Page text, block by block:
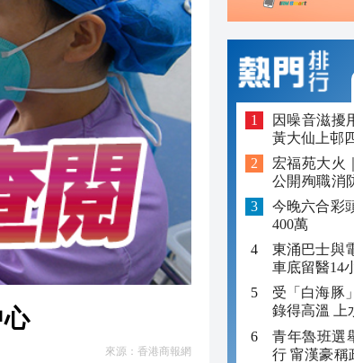
來源： 香港商報網
因噪音滋擾
黃大仙上邨
宏福苑大火
公開殉職消
照片
今晚六合彩
400萬
東涌巴士與
車底留醫14
受「白海豚
錄得高溫 上
青年魯班選
行 甯漢豪稱政府和建造業議會做